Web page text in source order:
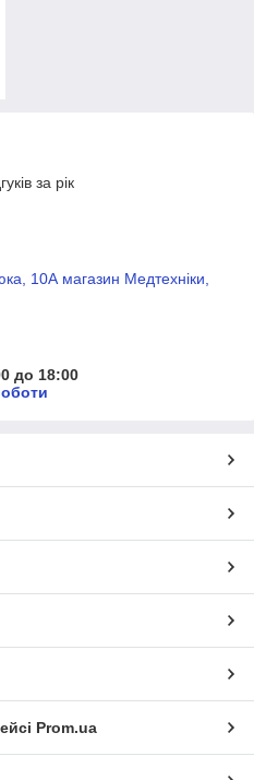
за рік
10А магазин Медтехніки,
до 18:00
Prom.ua